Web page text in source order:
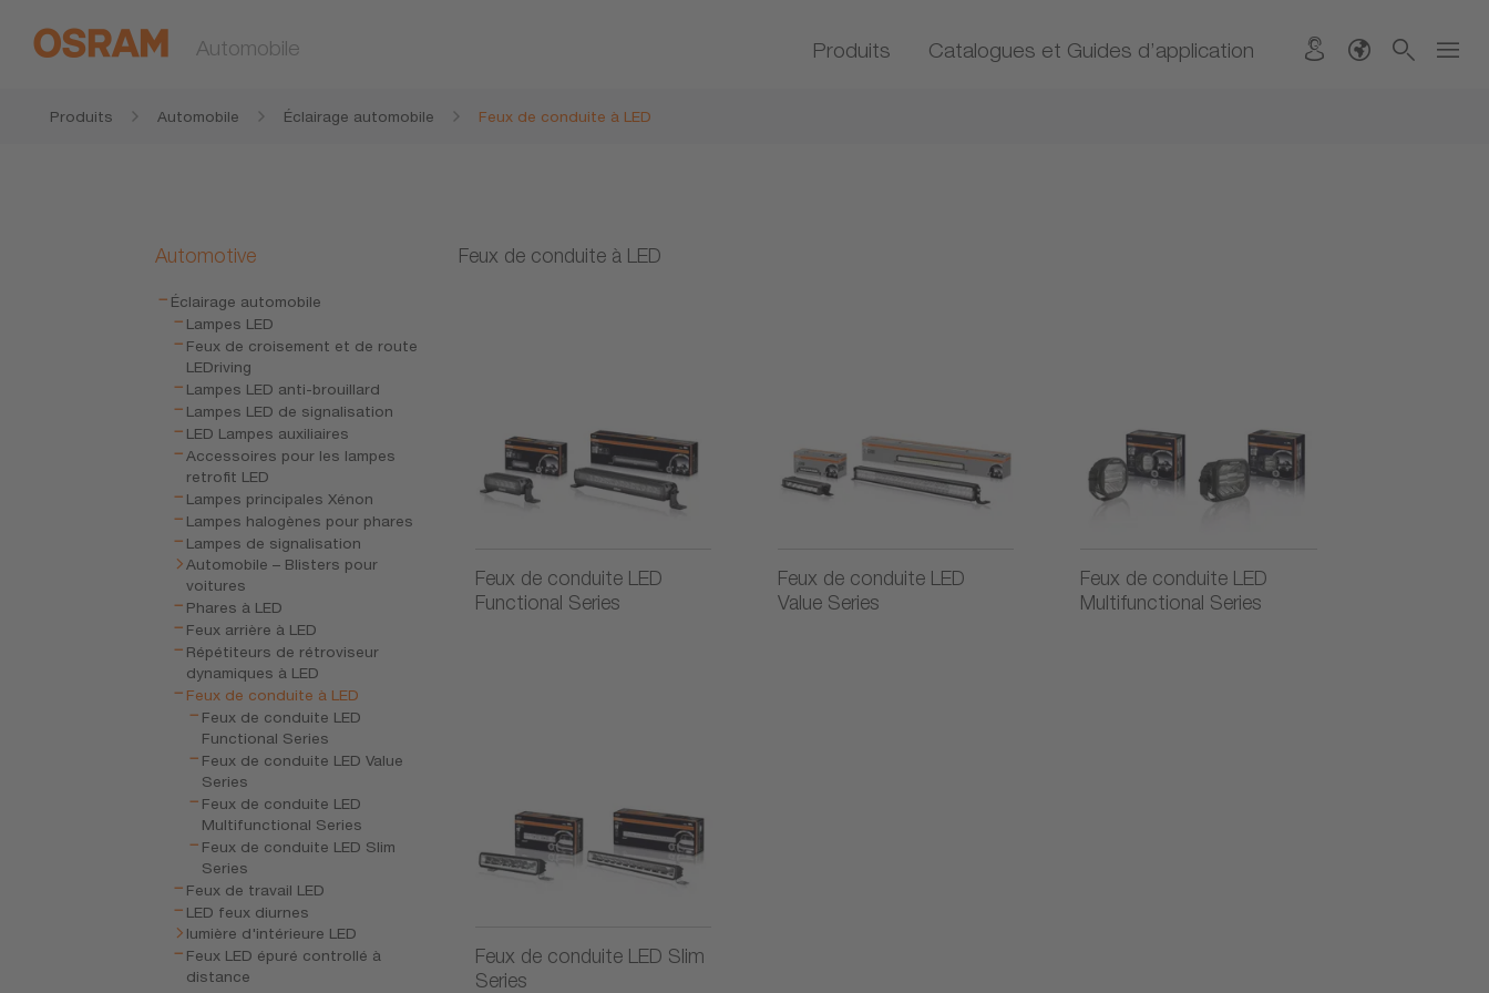
Automobile Produits Catalogues et Guides d’application
Produits Automobile Éclairage automobile Feux de conduite à LED
Automotive
Éclairage automobile
Lampes LED
Feux de croisement et de route
LEDriving
Lampes LED anti-brouillard
Lampes LED de signalisation
LED Lampes auxiliaires
Accessoires pour les lampes
retrofit LED
Lampes principales Xénon
Lampes halogènes pour phares
Lampes de signalisation
Automobile – Blisters pour
voitures
Phares à LED
Feux arrière à LED
Répétiteurs de rétroviseur
dynamiques à LED
Feux de conduite à LED
Feux de conduite LED
Functional Series
Feux de conduite LED Value
Series
Feux de conduite LED
Multifunctional Series
Feux de conduite LED Slim
Series
Feux de travail LED
LED feux diurnes
lumière d'intérieure LED
Feux LED épuré controllé à
distance
Feux de conduite à LED
Feux de conduite LED
Functional Series
Feux de conduite LED
Value Series
Feux de conduite LED
Multifunctional Series
Feux de conduite LED Slim
Series